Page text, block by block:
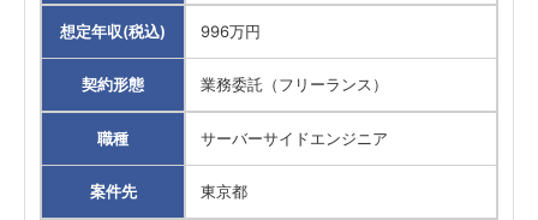
職種
想定年収(税込) 996万円
契約形態 業務委託（フリーランス）
職種 サーバーサイドエンジニア
案件先 東京都